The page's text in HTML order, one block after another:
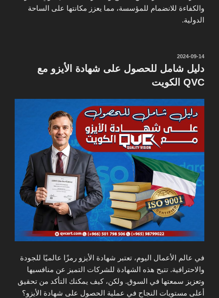
والكفاءة للانضمام للمؤسسة، مما يعزز مكانتها على الساحة
الدولية.
نُشر
في
2024-09-14
دليل شامل للحصول على شهادة الأيزو مع
QVC الكويت
في عالم الأعمال اليوم، تعتبر شهادة الأيزو رمزًا عالميًا للجودة
والاحترافية. تتيح هذه الشهادة للشركات التميز عن منافسيها
وتعزيز سمعتها في السوق. ولكن، كيف يمكنك التأكد من تحقيق
أعلى مستويات النجاح في عملية الحصول على شهادة الأيزو؟